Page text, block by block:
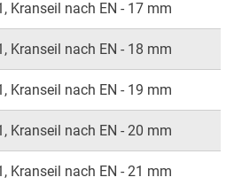
Kranseil nach EN - 17 mm
Kranseil nach EN - 18 mm
Kranseil nach EN - 19 mm
Kranseil nach EN - 20 mm
Kranseil nach EN - 21 mm